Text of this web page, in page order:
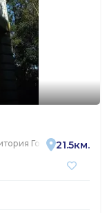
Горелово,
21.5км.